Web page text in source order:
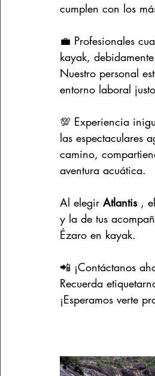
cumplen con los
💼 Profesionales
kayak,
Nuestro personal
entorno laboral
💯 Experiencia
las espectaculares
camino,
aventura acuática.
Al elegir Atlantis ,
y la de tus
Ézaro en kayak.
📲 ¡Contáctanos
Recuerda
¡Esperamos verte